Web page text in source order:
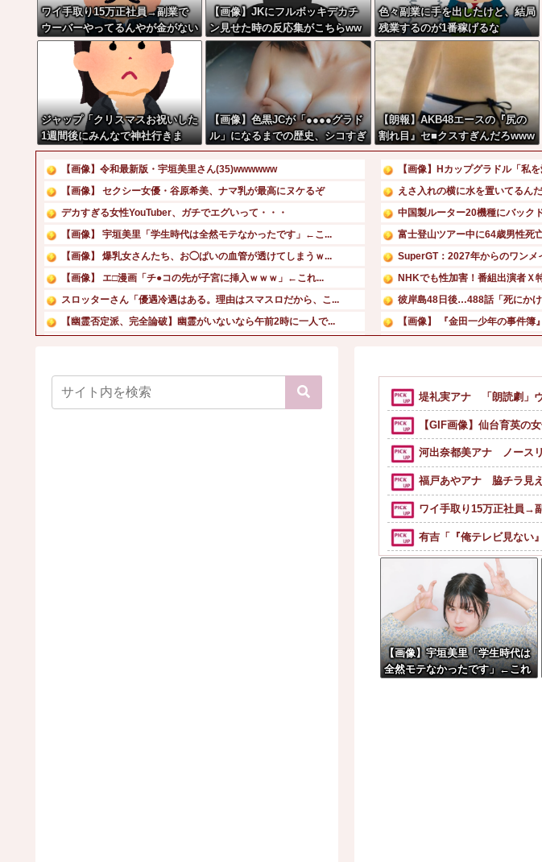
ワイ手取り15万正社員→副業で
ウーバーやってるんやが金がない
【画像】JKにフルボッキデカチ
ン見せた時の反応集がこちらww
色々副業に手を出したけど、結局
残業するのが1番稼げるな
ジャップ「クリスマスお祝いした
1週間後にみんなで神社行きま
す」←これ
【画像】色黒JCが「●●●●グラド
ル」になるまでの歴史、シコすぎ
るwwww
【朗報】AKB48エースの『尻の
割れ目』セ■クスすぎんだろwww
ww
【画像】令和最新版・宇垣美里さん(35)wwwwww
【画像】 セクシー女優・谷原希美、ナマ乳が最高にヌケるぞ
デカすぎる女性YouTuber、ガチでエグいって・・・
【画像】 宇垣美里「学生時代は全然モテなかったです」←こ...
【画像】 爆乳女さんたち、お◯ぱいの血管が透けてしまうｗ...
【画像】 エ□漫画「チ●コの先が子宮に挿入ｗｗｗ」←これ...
スロッターさん「優遇冷遇はある。理由はスマスロだから、こ...
【幽霊否定派、完全論破】幽霊がいないなら午前2時に一人で...
【衝撃画像】中学生「先生！水泳で水着になるのイヤです！」...
学校からプールが消え“泳げない子ども”が増えている「クロ...
【画像】Hカップグラドル「私を
えさ入れの横に水を置いてるん
中国製ルーター20機種にバッ
富士登山ツアー中に64歳男性死
SuperGT：2027年からのワンメ
NHKでも性加害！番組出演者Ｘ
彼岸島48日後…488話「死にかけ
【画像】 『金田一少年の事件
【悲報】みのもんたさん、代表
フジ『有吉の夏休み』今夏も放
堤礼実アナ 「朗読劇」
【GIF画像】仙台育英の
河出奈都美アナ ノース
福戸あやアナ 脇チラ見
ワイ手取り15万正社員→
有吉「『俺テレビ見ない
【画像】アイドルのオ
お前ら急げ！怪しい外人
【悲報】オ●ニーに全く
【動画】名古屋栄で不良
【動画】サッカーの試合
【動画】野菜売りのお
ペレスとキャデラック
【画像】宇垣美里「学生時代は
全然モテなかったです」←これ